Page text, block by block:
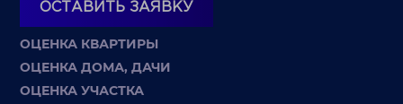
ОСТАВИТЬ ЗАЯВКУ
ОЦЕНКА КВАРТИРЫ
ОЦЕНКА ДОМА, ДАЧИ
ОЦЕНКА УЧАСТКА